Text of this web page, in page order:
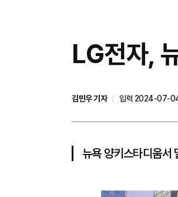
LG전자,
김민우 기자
입력 2024-07-
뉴욕 양키스타디움서